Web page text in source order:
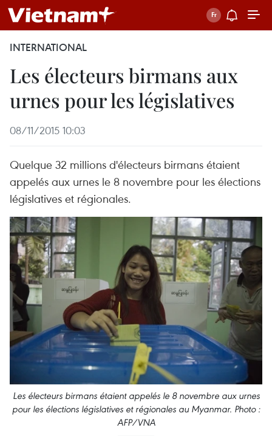
INTERNATIONAL
Les électeurs birmans aux
urnes pour les législatives
08/11/2015 10:03
Quelque 32 millions d'électeurs birmans étaient
appelés aux urnes le 8 novembre pour les élections
législatives et régionales.
Les électeurs birmans étaient appelés le 8 novembre aux urnes
pour les élections législatives et régionales au Myanmar. Photo :
AFP/VNA